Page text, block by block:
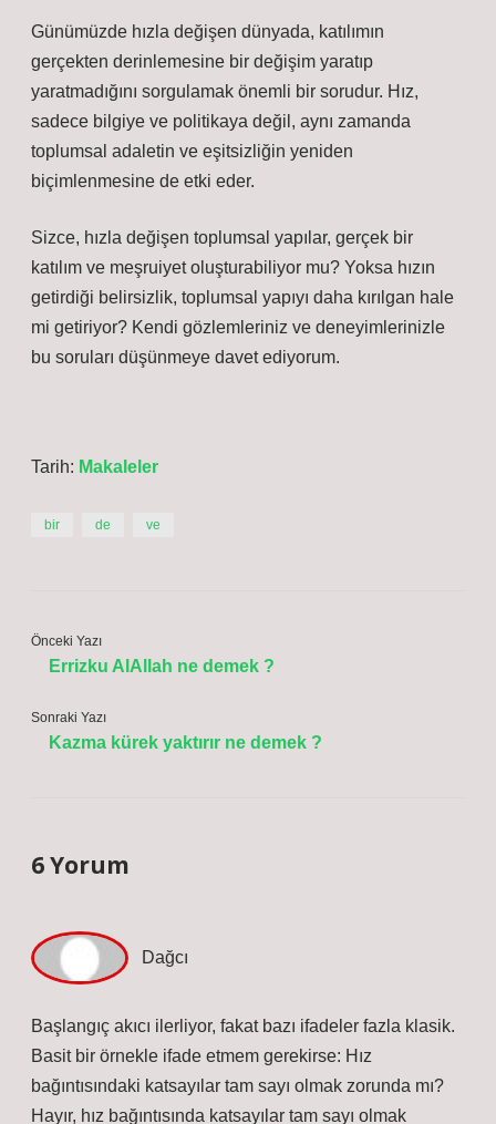
Günümüzde hızla değişen dünyada, katılımın
gerçekten derinlemesine bir değişim yaratıp
yaratmadığını sorgulamak önemli bir sorudur. Hız,
sadece bilgiye ve politikaya değil, aynı zamanda
toplumsal adaletin ve eşitsizliğin yeniden
biçimlenmesine de etki eder.
Sizce, hızla değişen toplumsal yapılar, gerçek bir
katılım ve meşruiyet oluşturabiliyor mu? Yoksa hızın
getirdiği belirsizlik, toplumsal yapıyı daha kırılgan hale
mi getiriyor? Kendi gözlemleriniz ve deneyimlerinizle
bu soruları düşünmeye davet ediyorum.
Tarih: Makaleler
bir de ve
Önceki Yazı
Errizku AlAllah ne demek ?
Sonraki Yazı
Kazma kürek yaktırır ne demek ?
6 Yorum
Başlangıç akıcı ilerliyor, fakat bazı ifadeler fazla klasik.
Basit bir örnekle ifade etmem gerekirse: Hız
bağıntısındaki katsayılar tam sayı olmak zorunda mı?
Hayır, hız bağıntısında katsayılar tam sayı olmak